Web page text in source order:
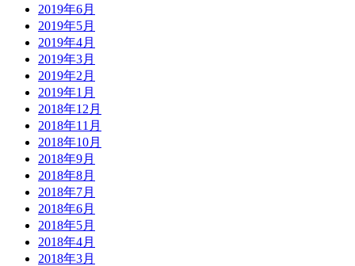
2019年6月
2019年5月
2019年4月
2019年3月
2019年2月
2019年1月
2018年12月
2018年11月
2018年10月
2018年9月
2018年8月
2018年7月
2018年6月
2018年5月
2018年4月
2018年3月